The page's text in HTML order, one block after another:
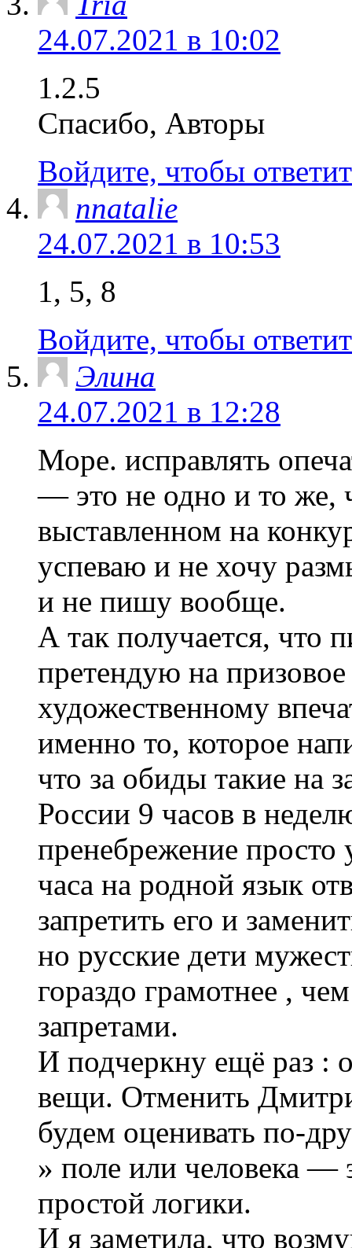
24.07.2021 в 10:02
1.2.5
Спасибо, Авторы
Войдите, чтобы
nnatalie
24.07.2021 в 10:53
1, 5, 8
Войдите, чтобы
Элина
24.07.2021 в 12:28
Море. исправлять
— это не одно и то же,
выставленном на
успеваю и не хочу
и не пишу вообще.
А так получается, что
претендую на
художественному
именно то, которое
что за обиды такие на
России 9 часов в
пренебрежение просто
часа на родной язык
запретить его и
но русские дети
гораздо грамотнее ,
запретами.
И подчеркну ещё раз :
вещи. Отменить
будем оценивать по-
» поле или человека —
простой логики.
И я заметила, что